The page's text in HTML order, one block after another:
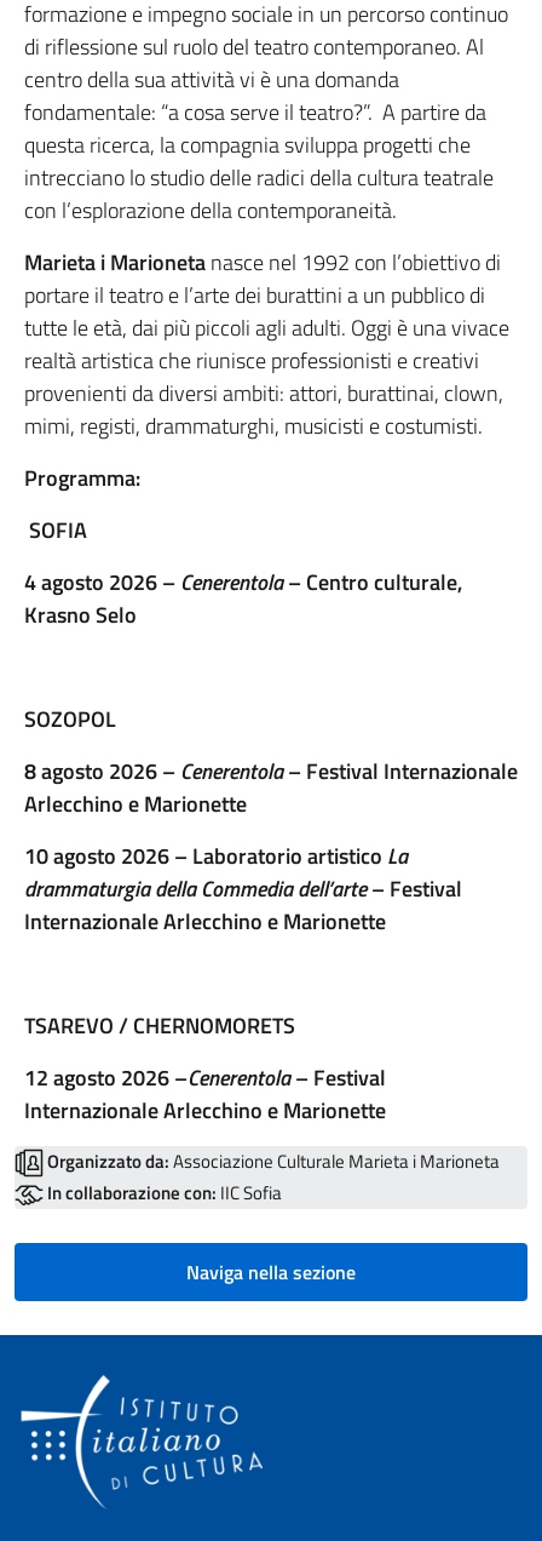
formazione e impegno sociale in un percorso continuo
di riflessione sul ruolo del teatro contemporaneo. Al
centro della sua attività vi è una domanda
fondamentale: “a cosa serve il teatro?”. A partire da
questa ricerca, la compagnia sviluppa progetti che
intrecciano lo studio delle radici della cultura teatrale
con l’esplorazione della contemporaneità.
Marieta i Marionetanasce nel 1992 con l’obiettivo di
portare il teatro e l’arte dei burattini a un pubblico di
tutte le età, dai più piccoli agli adulti. Oggi è una vivace
realtà artistica che riunisce professionisti e creativi
provenienti da diversi ambiti: attori, burattinai, clown,
mimi, registi, drammaturghi, musicisti e costumisti.
Programma:
SOFIA
4 agosto 2026 – Cenerentola– Centro culturale,
Krasno Selo
SOZOPOL
8 agosto 2026 – Cenerentola– Festival Internazionale
Arlecchino e Marionette
10 agosto 2026 – Laboratorio artistico La
drammaturgia della Commedia dell’arte– Festival
Internazionale Arlecchino e Marionette
TSAREVO / CHERNOMORETS
12 agosto 2026 –Cenerentola– Festival
Internazionale Arlecchino e Marionette
Organizzato da:Associazione Culturale Marieta i Marioneta
In collaborazione con: IIC Sofia
Naviga nella sezione